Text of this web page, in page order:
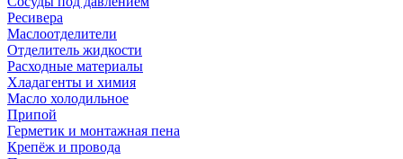
Ресивера
Маслоотделители
Отделитель жидкости
Расходные материалы
Хладагенты и химия
Масло холодильное
Припой
Герметик и монтажная пена
Крепёж и провода